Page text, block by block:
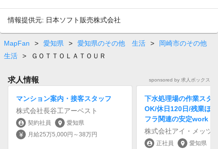
情報提供元: 日本ソフト販売株式会社
MapFan > 愛知県 > 愛知県のその他 生活 >
岡崎市のその他
生活
> ＧＯＴＴＯＬＡＴＯＵＲ
求人情報 sponsored by 求人ボックス
マンション案内・接客スタッフ
株式会社長谷工アーベスト
account_circle 契約社員 location_on 愛知県
currency_yen 月給25万5,000円～38万円
下水処理場の作業スタ
OK/休日120日/残業ほ
フラ関連の安定work
株式会社アイ・メッツ
account_circle 正社員 location_on 愛知県